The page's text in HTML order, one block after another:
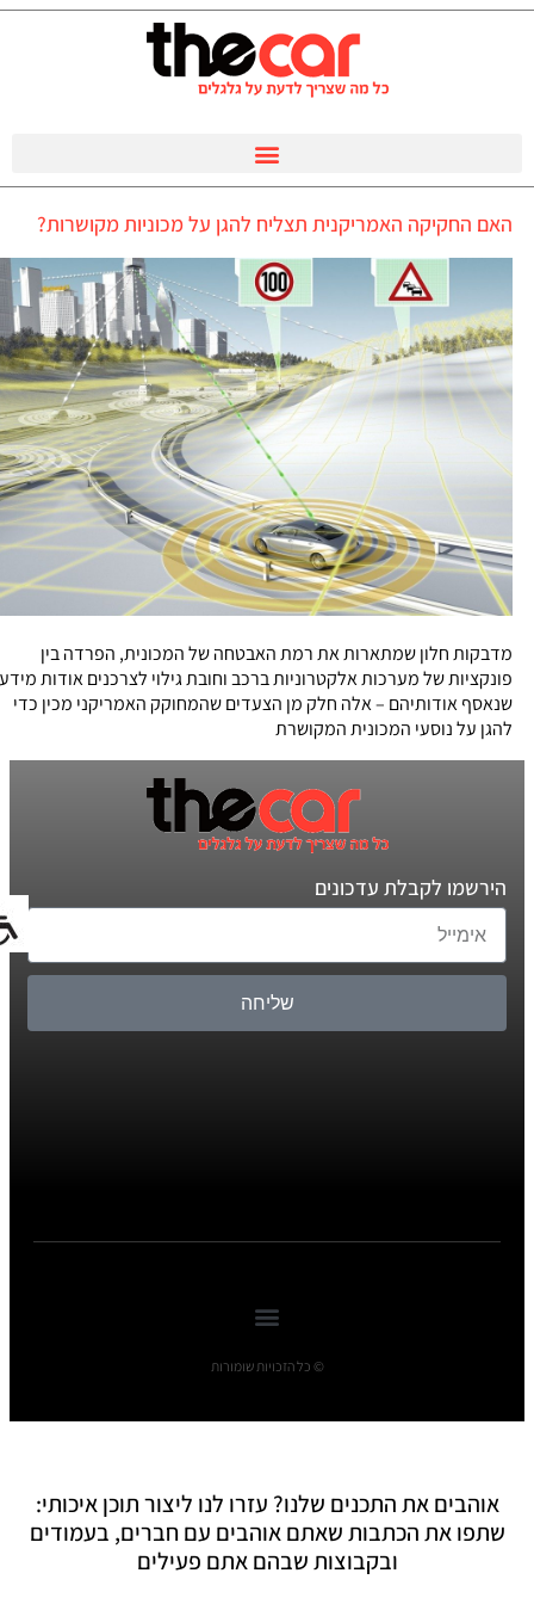
האם החקיקה האמריקנית תצליח להגן על מכוניות מקושרות?
מדבקות חלון שמתארות את רמת האבטחה של המכונית, הפרדה בין
פונקציות של מערכות אלקטרוניות ברכב וחובת גילוי לצרכנים אודות מידע
שנאסף אודותיהם – אלה חלק מן הצעדים שהמחוקק האמריקני מכין כדי
להגן על נוסעי המכונית המקושרת
הירשמו לקבלת עדכונים
שליחה
© כל הזכויות שומורות
אוהבים את התכנים שלנו? עזרו לנו ליצור תוכן איכותי:
שתפו את הכתבות שאתם אוהבים עם חברים, בעמודים
ובקבוצות שבהם אתם פעילים